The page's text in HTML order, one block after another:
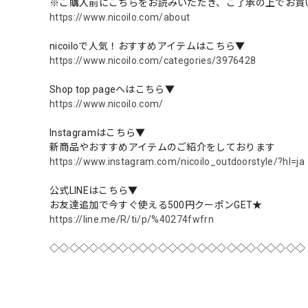
※ご購入前にこちらをお読みいただき、ご了承の上でお買
https://www.nicoilo.com/about
nicoiloで人気！おすすめアイテムはこちら▼
https://www.nicoilo.com/categories/3976428
Shop top pageへはこちら▼
https://www.nicoilo.com/
Instagramはこちら▼
新商品やおすすめアイテムのご紹介をしております
https://www.instagram.com/nicoilo_outdoorstyle/?hl=ja
公式LINEはこちら▼
お友達追加で今すぐ使える500円クーポンGET★
https://line.me/R/ti/p/%40274fwfrn
◇◇◇◇◇◇◇◇◇◇◇◇◇◇◇◇◇◇◇◇◇◇◇◇◇◇